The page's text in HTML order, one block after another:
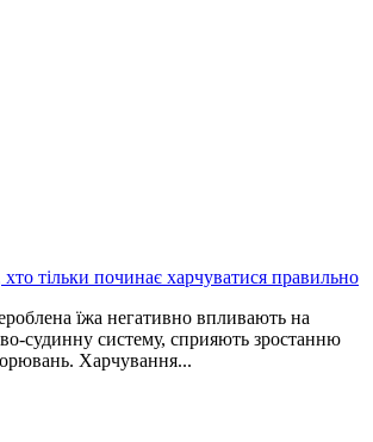
тільки починає харчуватися правильно
їжа негативно впливають на
судинну систему, сприяють зростанню
Харчування...